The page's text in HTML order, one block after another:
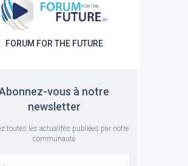
FORUM FOR THE FUTURE
vous à notre
newsletter
toutes les actualités publiées par notre
communauté